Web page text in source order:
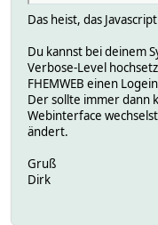
Das heist, das
Du kannst bei deinem
Verbose-Level
FHEMWEB einen
Der sollte immer dann
Webinterface
ändert.
Gruß
Dirk